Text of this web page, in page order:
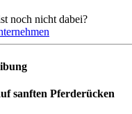
noch nicht dabei?
sanften Pferderücken